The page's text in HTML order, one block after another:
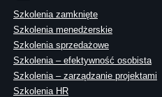
Szkolenia zamknięte
Szkolenia menedżerskie
Szkolenia sprzedażowe
Szkolenia – efektywność osobista
Szkolenia – zarządzanie projektami
Szkolenia HR